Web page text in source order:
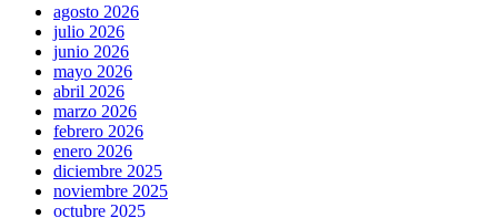
agosto 2026
julio 2026
junio 2026
mayo 2026
abril 2026
marzo 2026
febrero 2026
enero 2026
diciembre 2025
noviembre 2025
octubre 2025